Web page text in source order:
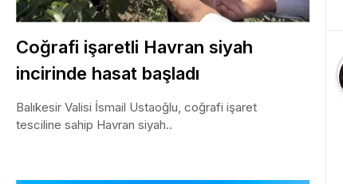
Coğrafi işaretli Havran siyah
incirinde hasat başladı
Balıkesir Valisi İsmail Ustaoğlu, coğrafi işaret
tesciline sahip Havran siyah..